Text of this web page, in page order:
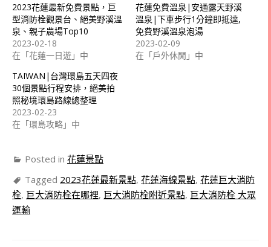
2023花蓮最新免費景點，巨
型消防栓觀景台、絕美野溪溫
泉、親子農場Top10
2023-02-18
在「花蓮一日遊」中
花蓮免費溫泉|安通露天野溪
溫泉|下車步行1分鐘即抵達,
免費野溪溫泉泡湯
2023-02-09
在「戶外休閒」中
TAIWAN|台灣環島五天四夜
30個景點行程安排，絕美拍
照秘境環島路線總整理
2023-02-23
在「環島攻略」中
Posted in 花蓮景點
Tagged 2023花蓮最新景點, 花蓮海線景點, 花蓮巨大消防
栓, 巨大消防栓在哪裡, 巨大消防栓附近景點, 巨大消防栓 大眾
運輸